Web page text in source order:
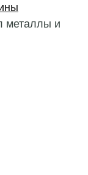
металлы и